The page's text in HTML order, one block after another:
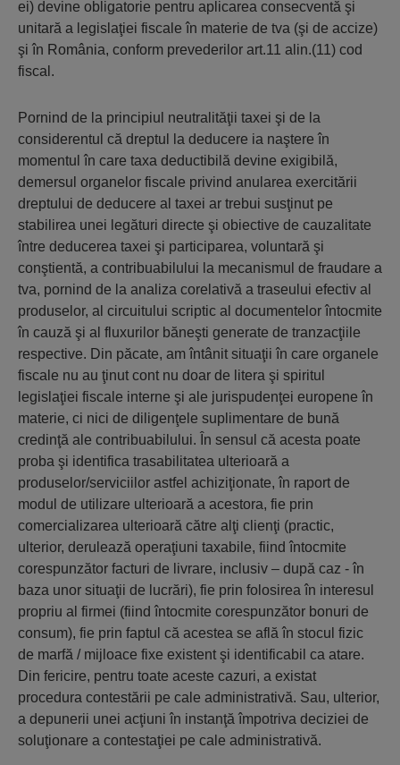
ei) devine obligatorie pentru aplicarea consecventă şi
unitară a legislaţiei fiscale în materie de tva (şi de accize)
şi în România, conform prevederilor art.11 alin.(11) cod
fiscal.
Pornind de la principiul neutralităţii taxei şi de la
considerentul că dreptul la deducere ia naştere în
momentul în care taxa deduc­tibilă devine exigibilă,
demersul organelor fiscale privind anularea exercitării
dreptului de deducere al taxei ar trebui susţinut pe
stabilirea unei legături directe şi obiective de cauzalitate
între deducerea taxei şi participarea, voluntară şi
conştientă, a contribuabilului la mecanismul de fraudare a
tva, pornind de la analiza corelativă a traseului efectiv al
produselor, al circuitului scriptic al documentelor întocmite
în cauză şi al fluxurilor băneşti generate de tranzacţiile
respective. Din păcate, am întânit situaţii în care organele
fiscale nu au ţinut cont nu doar de litera şi spiritul
legislaţiei fiscale interne şi ale jurispudenţei europene în
materie, ci nici de diligenţele suplimentare de bună
credinţă ale contribuabilului. În sensul că acesta poate
proba şi identifica trasabilitatea ulterioară a
produselor/serviciilor astfel achiziţionate, în raport de
modul de utilizare ulterioară a acestora, fie prin
comercializarea ulterioară către alţi clienţi (practic,
ulterior, derulează operaţiuni taxabile, fiind întocmite
corespunzător facturi de livrare, inclusiv – după caz - în
baza unor situaţii de lucrări), fie prin folosirea în interesul
propriu al firmei (fiind întocmite corespunzător bonuri de
consum), fie prin faptul că acestea se află în stocul fizic
de marfă / mijloace fixe existent şi identificabil ca atare.
Din fericire, pentru toate aceste cazuri, a existat
procedura contestării pe cale administrativă. Sau, ulterior,
a depunerii unei acţiuni în instanţă împotriva deciziei de
soluţionare a contestaţiei pe cale administrativă.